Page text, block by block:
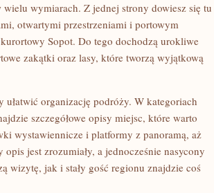
wymiarach. Z jednej strony dowiesz się tu
otwartymi przestrzeniami i portowym
Sopot. Do tego dochodzą urokliwe
zakątki oraz lasy, które tworzą wyjątkową
organizację podróży. W kategoriach
szczegółowe opisy miejsc, które warto
wystawiennicze i platformy z panoramą, aż
jest zrozumiały, a jednocześnie nasycony
wizytę, jak i stały gość regionu znajdzie coś